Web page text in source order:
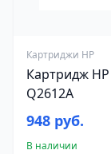
Картриджи HP
Картридж HP
Q2612A
948 руб.
В наличии